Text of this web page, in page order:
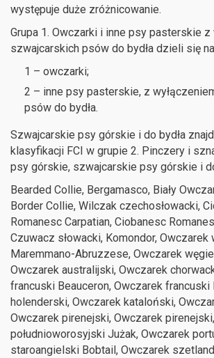
występuje duże zróżnicowanie.
Grupa 1. Owczarki i inne psy pasterskie z
szwajcarskich psów do bydła dzieli się
1 – owczarki;
2 – inne psy pasterskie, z
psów do bydła.
Szwajcarskie psy górskie i do bydła
klasyfikacji FCI w grupie 2. Pinczery i
psy górskie, szwajcarskie psy górskie i
Bearded Collie, Bergamasco, Biały
Border Collie, Wilczak czechosłowacki,
Romanesc Carpatian, Ciobanesc
Czuwacz słowacki, Komondor,
Maremmano-Abruzzese, Owczarek
Owczarek australijski, Owczarek
francuski Beauceron, Owczarek francuski
holenderski, Owczarek kataloński,
Owczarek pirenejski, Owczarek
południoworosyjski Jużak, Owczarek
staroangielski Bobtail, Owczarek